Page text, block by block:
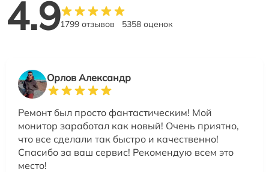
4.91799 отзывов 5358 оценок
Орлов Александр
Ремонт был просто фантастическим! Мой
монитор заработал как новый! Очень приятно,
что все сделали так быстро и качественно!
Спасибо за ваш сервис! Рекомендую всем это
место!